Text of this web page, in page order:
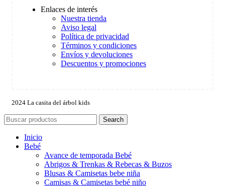
Enlaces de interés
Nuestra tienda
Aviso legal
Política de privacidad
Términos y condiciones
Envíos y devoluciones
Descuentos y promociones
2024 La casita del árbol kids
Search
Inicio
Bebé
Avance de temporada Bebé
Abrigos & Trenkas & Rebecas & Buzos
Blusas & Camisetas bebe niña
Camisas & Camisetas bebé niño